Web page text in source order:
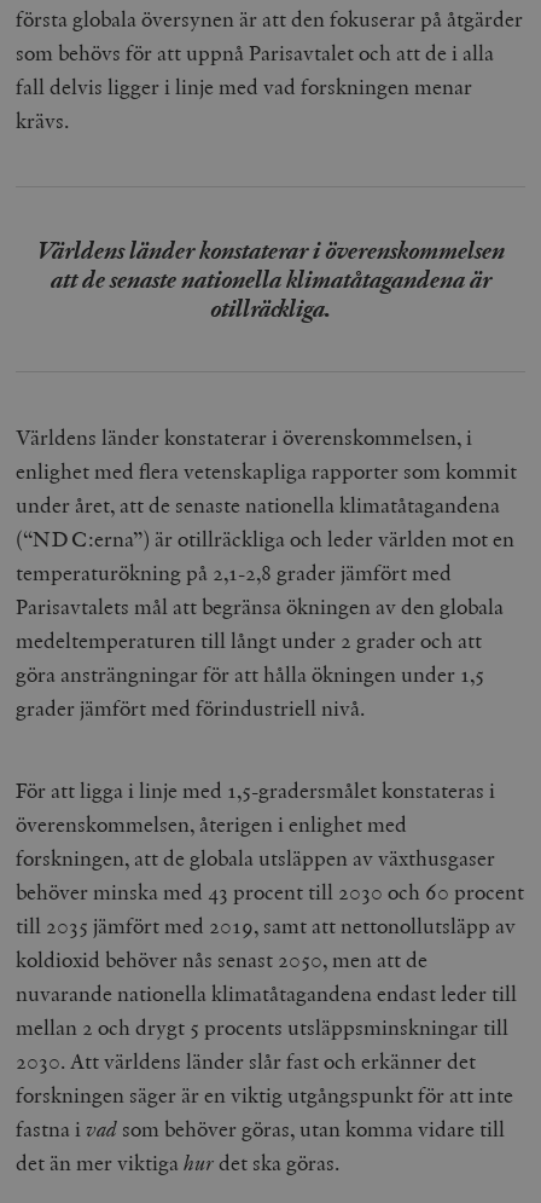
första globala översynen är att den fokuserar på åtgärder
som behövs för att uppnå Parisavtalet och att de i alla
fall delvis ligger i linje med vad forskningen menar
krävs.
Världens länder konstaterar i överenskommelsen
att de senaste nationella klimatåtagandena är
otillräckliga.
Världens länder konstaterar i överenskommelsen, i
enlighet med flera vetenskapliga rapporter som kommit
under året, att de senaste nationella klimatåtagandena
(“NDC:erna”) är otillräckliga och leder världen mot en
temperaturökning på 2,1-2,8 grader jämfört med
Parisavtalets mål att begränsa ökningen av den globala
medeltemperaturen till långt under 2 grader och att
göra ansträngningar för att hålla ökningen under 1,5
grader jämfört med förindustriell nivå.
För att ligga i linje med 1,5-gradersmålet konstateras i
överenskommelsen, återigen i enlighet med
forskningen, att de globala utsläppen av växthusgaser
behöver minska med 43 procent till 2030 och 60 procent
till 2035 jämfört med 2019, samt att nettonollutsläpp av
koldioxid behöver nås senast 2050, men att de
nuvarande nationella klimatåtagandena endast leder till
mellan 2 och drygt 5 procents utsläppsminskningar till
2030. Att världens länder slår fast och erkänner det
forskningen säger är en viktig utgångspunkt för att inte
fastna ivad som behöver göras, utan komma vidare till
det än mer viktigahurdet ska göras.